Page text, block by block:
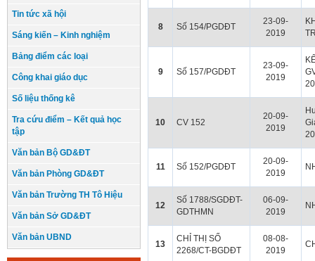
Tin tức xã hội
Sáng kiến – Kinh nghiệm
Bảng điểm các loại
Công khai giáo dục
Số liệu thống kê
Tra cứu điểm – Kết quả học
tập
Văn bản Bộ GD&ĐT
Văn bản Phòng GD&ĐT
Văn bản Trường TH Tô Hiệu
Văn bản Sở GD&ĐT
Văn bản UBND
8 Số 154/PGDĐT
23-09-
2019
9 Số 157/PGDĐT
23-09-
2019
10 CV 152
20-09-
2019
11 Số 152/PGDĐT
20-09-
2019
12
Số 1788/SGDĐT-
GDTHMN
06-09-
2019
13
CHỈ THỊ SỐ
2268/CT-BGDĐT
08-08-
2019